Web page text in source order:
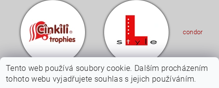
condor
Tento web používá soubory cookie. Dalším procházením
tohoto webu vyjadřujete souhlas s jejich používáním.